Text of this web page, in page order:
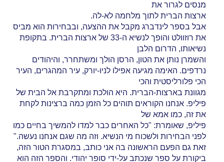
מנסים לגרור את
ארצות הברית לתוך מלחמה לא-לה.
אבל בספר לינדברג מקבל את ההצעה, ובבחירות הוא מביס
את רוזוולט והופך לנשיא ה-33 של ארצות הברית. בתקופת
נשיאותו, הדרום הלבן
והשמרן נותן את הטון, הרסן הולך ומשתחרר, והיהודים
נרדפים. האימה מגיעה אפילו לניו-יורק, עיר המהגרים, העיר
הכי פלורליסטית והכי
מגוונת בארצות-הברית. היא הולכת ומתקרבת אל הבית של
פיליפ. אנחנו הקוראים תוהים כל הזמן כמה ברצינות לקחת
את זה, כמו אמא של
פיליפ, שאומרת: "כל האחרים כבר למדו להמשיך בחיים כמו
לפני הבחירות ולשכוח מי הנשיא. וזה מה שגם אנחנו נעשה."
זאת גם הפעם הראשונה בה אני כותב, במסגרת הטור הזה,
ביקורת על ספר שנכתב על-ידי סופר יהודי. והספר הזה הוא